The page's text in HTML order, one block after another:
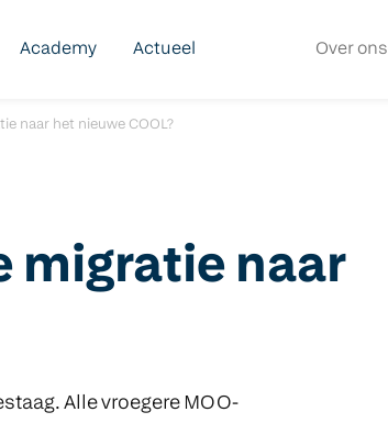
Academy Actueel Over ons
naar het nieuwe COOL?
migratie naar
Alle vroegere MOO-